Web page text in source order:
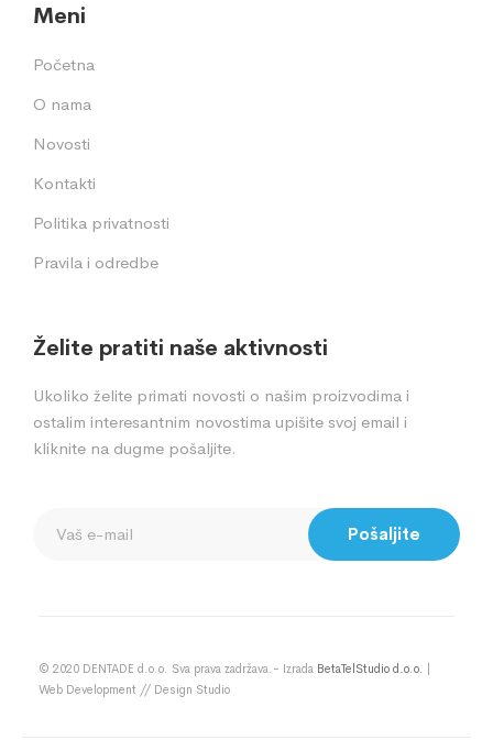
Meni
Početna
O nama
Novosti
Kontakti
Politika privatnosti
Pravila i odredbe
Želite pratiti naše aktivnosti
Ukoliko želite primati novosti o našim proizvodima i
ostalim interesantnim novostima upišite svoj email i
kliknite na dugme pošaljite.
Pošaljite
© 2020 DENTADE d.o.o. Sva prava zadržava.- Izrada BetaTelStudio d.o.o.
Web Development // Design Studio